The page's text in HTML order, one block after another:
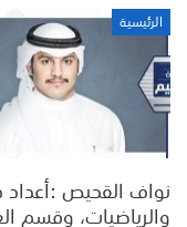
الرئيسية
نواف القحيص :أعداد
والرياضيات، وقسم